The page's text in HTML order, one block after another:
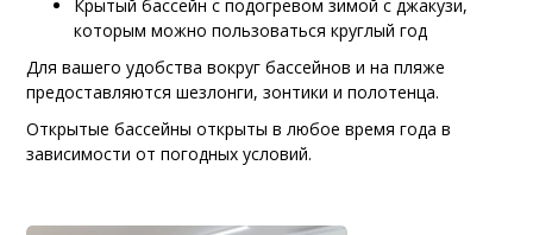
Крытый бассейн с подогревом зимой с джакузи,
которым можно пользоваться круглый год
Для вашего удобства вокруг бассейнов и на пляже
предоставляются шезлонги, зонтики и полотенца.
Открытые бассейны открыты в любое время года в
зависимости от погодных условий.